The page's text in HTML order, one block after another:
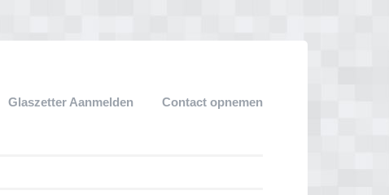
Glaszetter Aanmelden Contact opnemen